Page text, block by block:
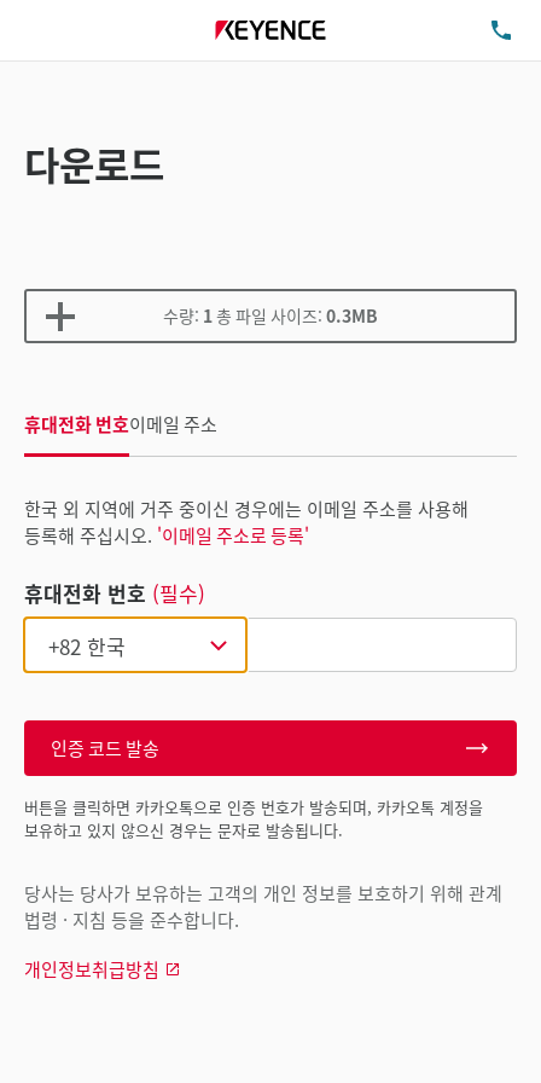
다운로드
수량: 1총 파일 사이즈: 0.3MB
휴대전화 번호이메일 주소
한국 외 지역에 거주 중이신 경우에는 이메일 주소를 사용해
등록해 주십시오. '이메일 주소로 등록'
휴대전화 번호 (필수)
인증 코드 발송
버튼을 클릭하면 카카오톡으로 인증 번호가 발송되며, 카카오톡 계정을
보유하고 있지 않으신 경우는 문자로 발송됩니다.
당사는 당사가 보유하는 고객의 개인 정보를 보호하기 위해 관계
법령 · 지침 등을 준수합니다.
개인정보취급방침